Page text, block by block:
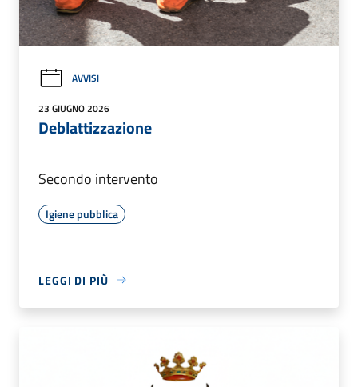
AVVISI
23 GIUGNO 2026
Deblattizzazione
Secondo intervento
Igiene pubblica
LEGGI DI PIÙ